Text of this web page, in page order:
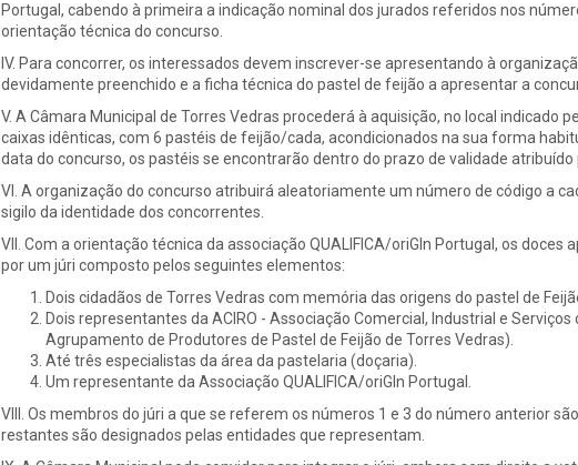
Portugal, cabendo à primeira a indicação nominal dos jurados referidos nos
orientação técnica do concurso.
IV. Para concorrer, os interessados devem inscrever-se apresentando à
devidamente preenchido e a ficha técnica do pastel de feijão a apresentar a
V. A Câmara Municipal de Torres Vedras procederá à aquisição, no local indicado
caixas idênticas, com 6 pastéis de feijão/cada, acondicionados na sua forma
data do concurso, os pastéis se encontrarão dentro do prazo de validade atribuído
VI. A organização do concurso atribuirá aleatoriamente um número de código a
sigilo da identidade dos concorrentes.
VII. Com a orientação técnica da associação QUALIFICA/oriGIn Portugal, os doces
por um júri composto pelos seguintes elementos:
Dois cidadãos de Torres Vedras com memória das origens do pastel de
Dois representantes da ACIRO - Associação Comercial, Industrial e
Agrupamento de Produtores de Pastel de Feijão de Torres Vedras).
Até três especialistas da área da pastelaria (doçaria).
Um representante da Associação QUALIFICA/oriGIn Portugal.
VIII. Os membros do júri a que se referem os números 1 e 3 do número anterior
restantes são designados pelas entidades que representam.